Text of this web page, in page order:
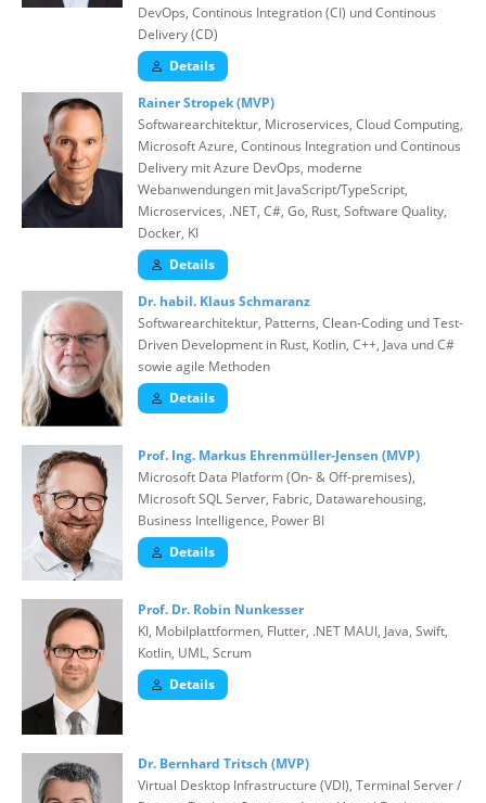
DevOps, Continous Integration (CI) und Continous
Delivery (CD)
Details
Rainer Stropek (MVP)
Softwarearchitektur, Microservices, Cloud Computing,
Microsoft Azure, Continous Integration und Continous
Delivery mit Azure DevOps, moderne
Webanwendungen mit JavaScript/TypeScript,
Microservices, .NET, C#, Go, Rust, Software Quality,
Docker, KI
Details
Dr. habil. Klaus Schmaranz
Softwarearchitektur, Patterns, Clean-Coding und Test-
Driven Development in Rust, Kotlin, C++, Java und C#
sowie agile Methoden
Details
Prof. Ing. Markus Ehrenmüller-Jensen (MVP)
Microsoft Data Platform (On- & Off-premises),
Microsoft SQL Server, Fabric, Datawarehousing,
Business Intelligence, Power BI
Details
Prof. Dr. Robin Nunkesser
KI, Mobilplattformen, Flutter, .NET MAUI, Java, Swift,
Kotlin, UML, Scrum
Details
Dr. Bernhard Tritsch (MVP)
Virtual Desktop Infrastructure (VDI), Terminal Server /